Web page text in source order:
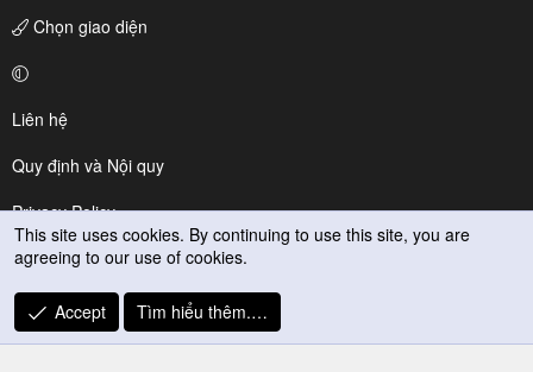
Chọn giao diện
Liên hệ
Quy định và Nội quy
Privacy Policy
Trợ giúp
R
S
This site uses cookies. By continuing to use this site, you are
agreeing to our use of cookies.
Accept Tìm hiểu thêm.…